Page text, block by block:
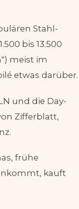
Stahl-
bis 13.500
meist im
etwas darüber.
und die Day-
Zifferblatt,
frühe
kauft